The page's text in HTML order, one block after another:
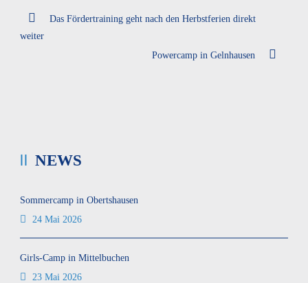
Das Fördertraining geht nach den Herbstferien direkt
weiter
Powercamp in Gelnhausen
NEWS
Sommercamp in Obertshausen
24 Mai 2026
Girls-Camp in Mittelbuchen
23 Mai 2026